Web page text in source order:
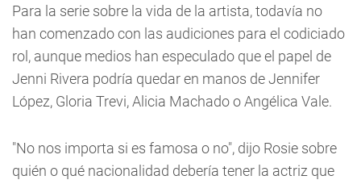
Para la serie sobre la vida de la artista, todavía no
han comenzado con las audiciones para el codiciado
rol, aunque medios han especulado que el papel de
Jenni Rivera podría quedar en manos de Jennifer
López, Gloria Trevi, Alicia Machado o Angélica Vale.
"No nos importa si es famosa o no", dijo Rosie sobre
quién o qué nacionalidad debería tener la actriz que